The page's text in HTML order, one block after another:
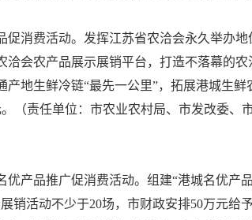
促消费活动。发挥江苏省农洽会永久举办
洽会农产品展示展销平台，打造不落幕的
产地生鲜冷链“最先一公里”，拓展港城生
（责任单位：市农业农村局、市发改委
优产品推广促消费活动。组建“港城名优产
销活动不少于20场，市财政安排50万元